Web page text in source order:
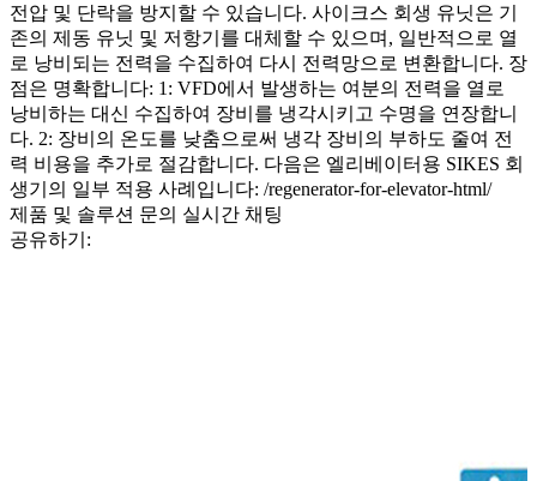
전압 및 단락을 방지할 수 있습니다. 사이크스 회생 유닛은 기
존의 제동 유닛 및 저항기를 대체할 수 있으며, 일반적으로 열
로 낭비되는 전력을 수집하여 다시 전력망으로 변환합니다. 장
점은 명확합니다: 1: VFD에서 발생하는 여분의 전력을 열로
낭비하는 대신 수집하여 장비를 냉각시키고 수명을 연장합니
다. 2: 장비의 온도를 낮춤으로써 냉각 장비의 부하도 줄여 전
력 비용을 추가로 절감합니다. 다음은 엘리베이터용 SIKES 회
생기의 일부 적용 사례입니다: /regenerator-for-elevator-html/
제품 및 솔루션 문의 실시간 채팅
공유하기: